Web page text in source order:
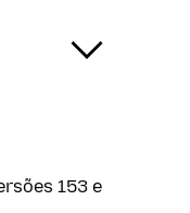
153 e